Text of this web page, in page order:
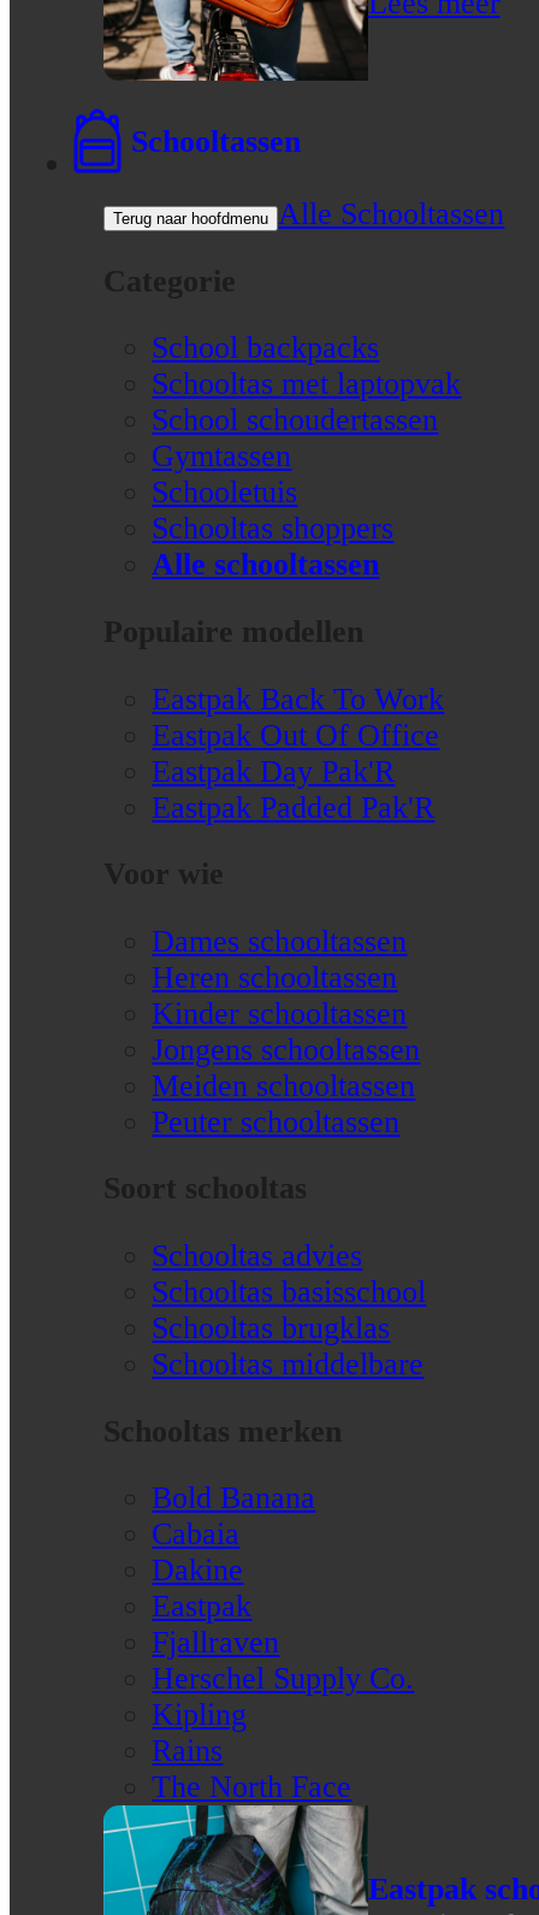
Schooltassen
Terug naar hoofdmenu Alle Schooltassen
Categorie
School backpacks
Schooltas met laptopvak
School schoudertassen
Gymtassen
Schooletuis
Schooltas shoppers
Alle schooltassen
Populaire modellen
Eastpak Back To Work
Eastpak Out Of Office
Eastpak Day Pak'R
Eastpak Padded Pak'R
Voor wie
Dames schooltassen
Heren schooltassen
Kinder schooltassen
Jongens schooltassen
Meiden schooltassen
Peuter schooltassen
Soort schooltas
Schooltas advies
Schooltas basisschool
Schooltas brugklas
Schooltas middelbare
Schooltas merken
Bold Banana
Cabaia
Dakine
Eastpak
Fjallraven
Herschel Supply Co.
Kipling
Rains
The North Face
Eastpak